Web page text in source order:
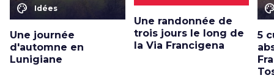
color_lens Idées
Une journée
d'automne en
Lunigiane
Une randonnée de
trois jours le long de
la Via Francigena
5